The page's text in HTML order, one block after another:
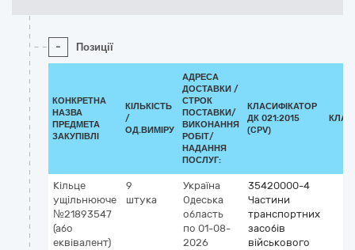
- Позиції
КОНКРЕТНА
НАЗВА
ПРЕДМЕТА
ЗАКУПІВЛІ
КІЛЬКІСТЬ
/
ОД.ВИМІРУ
АДРЕСА
ДОСТАВКИ /
СТРОК
ПОСТАВКИ/
ВИКОНАННЯ
РОБІТ/
НАДАННЯ
ПОСЛУГ:
КЛАСИФІКАТОР
ДК 021:2015
(CPV)
Кільце
ущільнююче
№21893547
(або
еквівалент)
9
штука
Україна
Одеська
область
по 01-08-
2026
35420000-4
Частини
транспортних
засобів
військового